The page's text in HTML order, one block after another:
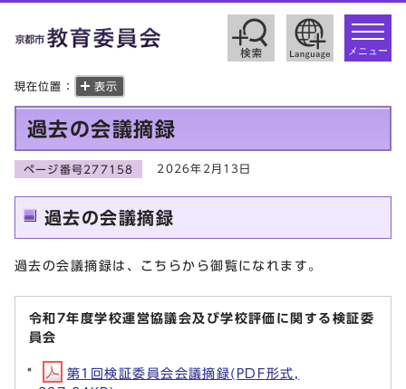
toggle
メニュー
現在位置： 表示
過去の会議摘録
ページ番号277158 2026年2月13日
過去の会議摘録
過去の会議摘録は、こちらから御覧になれます。
令和7年度学校運営協議会及び学校評価に関する検証委
員会
第1回検証委員会会議摘録(PDF形式,